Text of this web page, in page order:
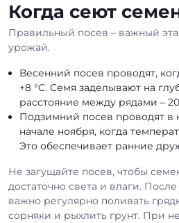
Когда сеют
Правильный посев – важный
урожай.
Весенний посев проводят,
+8 °C. Семя заделывают на
расстояние между рядами –
Подзимний посев проводят в
начале ноября, когда
Это обеспечивает ранние
Не загущайте посев, чтобы
достаточно света и влаги.
важно регулярно поливать
сорняки и рыхлить грунт. При